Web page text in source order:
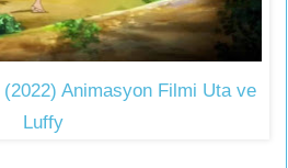
Animasyon Filmi Uta ve
Luffy